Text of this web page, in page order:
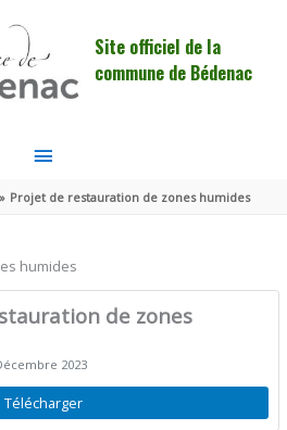
Site officiel de la
commune de Bédenac
MENU
PRINCIPAL
Projet de restauration de zones humides
humides
de zones
2023
Télécharger